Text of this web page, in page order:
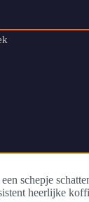
schepje
heerlijke